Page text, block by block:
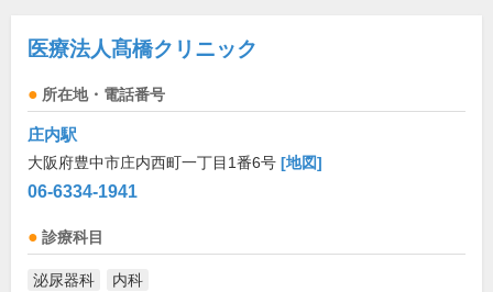
医療法人髙橋クリニック
所在地・電話番号
庄内駅
大阪府豊中市庄内西町一丁目1番6号 [地図]
06-6334-1941
診療科目
泌尿器科 内科